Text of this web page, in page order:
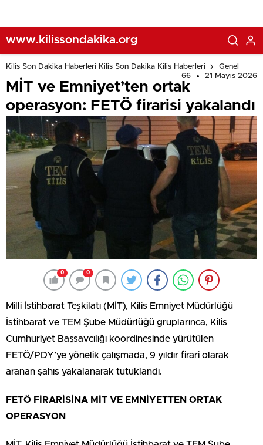
www.kilissondakika.org
Kilis Son Dakika Haberleri Kilis Son Dakika Kilis Haberleri
Genel
66
21 Mayıs 2026
MİT ve Emniyet’ten ortak
operasyon: FETÖ firarisi yakalandı
0 0
Milli İstihbarat Teşkilatı (MİT), Kilis Emniyet Müdürlüğü
İstihbarat ve TEM Şube Müdürlüğü gruplarınca, Kilis
Cumhuriyet Başsavcılığı koordinesinde yürütülen
FETÖ/PDY’ye yönelik çalışmada, 9 yıldır firari olarak
aranan şahıs yakalanarak tutuklandı.
FETÖ FİRARİSİNA MİT VE EMNİYETTEN ORTAK
OPERASYON